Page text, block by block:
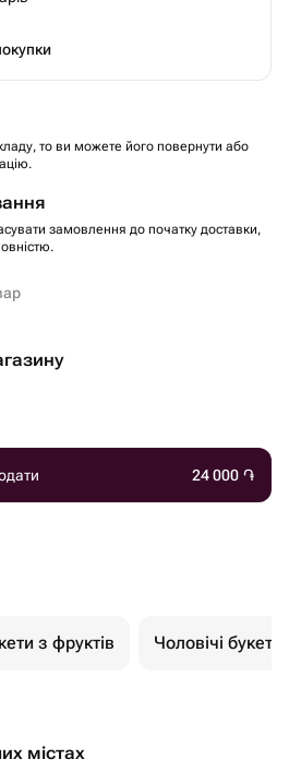
то ви можете його повернути або
замовлення до початку доставки,
24 000 ֏
з фруктів Чоловічі букети
містах